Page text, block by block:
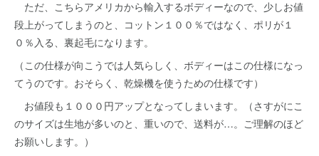
ただ、こちらアメリカから輸入するボディーなので、少しお値
段上がってしまうのと、コットン１００％ではなく、ポリが１
０％入る、裏起毛になります。
（この仕様が向こうでは人気らしく、ボディーはこの仕様になっ
てうのです。おそらく、乾燥機を使うための仕様です）
お値段も１０００円アップとなってしまいます。（さすがにこ
のサイズは生地が多いのと、重いので、送料が…。ご理解のほど
お願いします。）